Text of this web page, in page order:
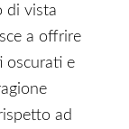
di vista
a offrire
oscurati e
ad